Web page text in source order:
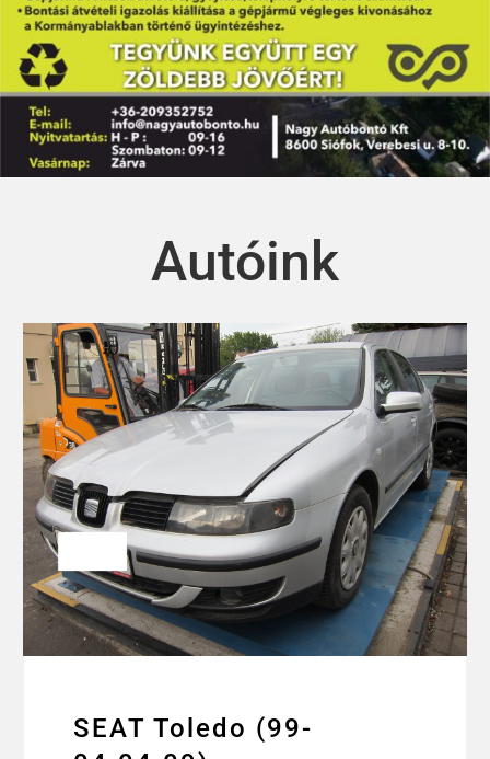
Autóink
SEAT Toledo (99-